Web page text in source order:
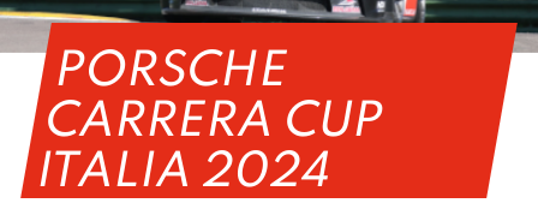
PORSCHE
CARRERA CUP
ITALIA 2024